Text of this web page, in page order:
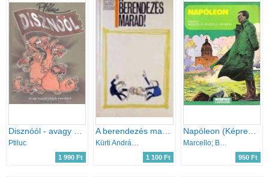
Ptiluc
1 990 Ft
Kürti András/ Sajdik Ferenc
1 100 Ft
Napóleon (Képregény)
Marcello; Buzzelli; Manara
950 Ft